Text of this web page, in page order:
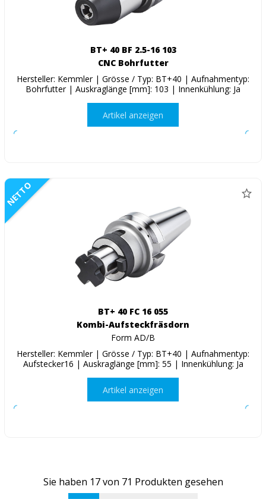
BT+ 40 BF 2.5-16 103
CNC Bohrfutter
Hersteller: Kemmler | Grösse / Typ: BT+40 | Aufnahmentyp:
Bohrfutter | Auskraglänge [mm]: 103 | Innenkühlung: Ja
Artikel anzeigen
NETTO
BT+ 40 FC 16 055
Kombi-Aufsteckfräsdorn
Form AD/B
Hersteller: Kemmler | Grösse / Typ: BT+40 | Aufnahmentyp:
Aufstecker16 | Auskraglänge [mm]: 55 | Innenkühlung: Ja
Artikel anzeigen
Sie haben 17von 71 Produkten gesehen